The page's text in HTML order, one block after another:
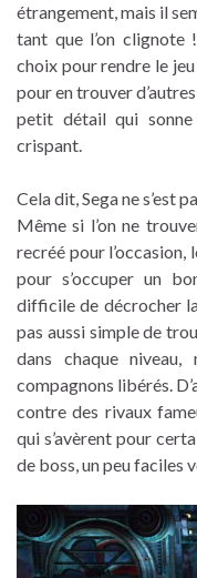
étrangement, mais il
tant que l’on
choix pour rendre le
pour en trouver
petit détail qui
crispant.
Cela dit, Sega ne s’est
Même si l’on ne
recréé pour l’occasion,
pour s’occuper un
difficile de décrocher
pas aussi simple de
dans chaque
compagnons libérés.
contre des rivaux
qui s’avèrent pour
de boss, un peu faciles